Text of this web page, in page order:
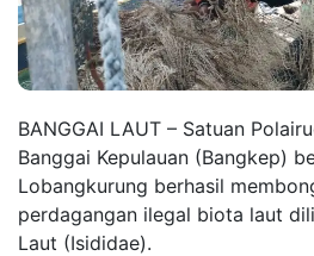
BANGGAI LAUT – Satuan
Banggai Kepulauan (Bangkep)
Lobangkurung berhasil
perdagangan ilegal biota laut
Laut (Isididae).